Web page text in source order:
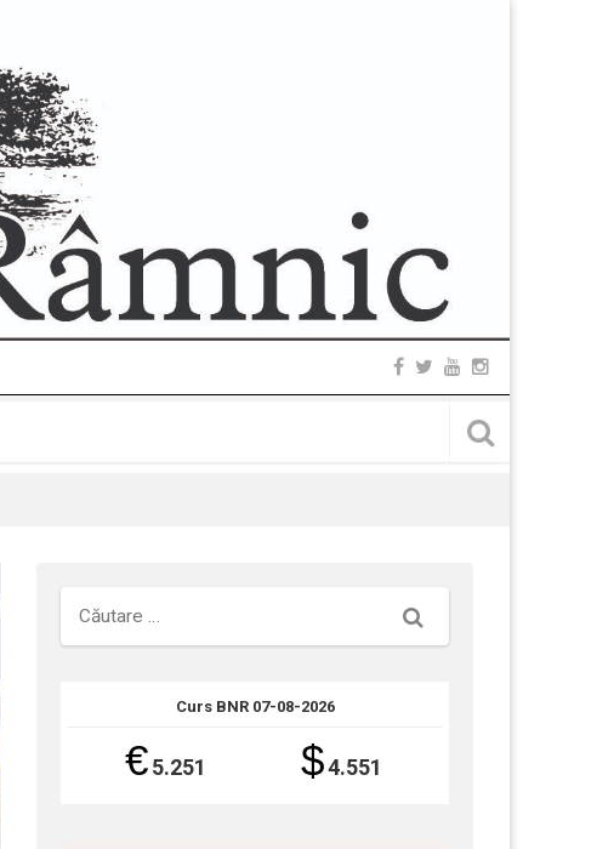
Căutare
Curs BNR 07-08-2026
€ 5.251 $4.551